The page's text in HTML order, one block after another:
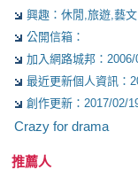
興趣：休閒,旅遊,藝
公開信箱：
加入網路城邦：
最近更新個人資訊：
創作更新：2017/02/
Crazy for drama
推薦人